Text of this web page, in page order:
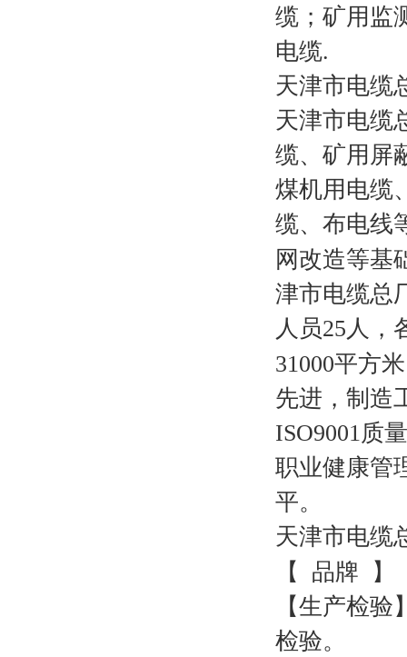
缆；矿用监
电缆.
天津市电缆
天津市电缆
缆、矿用屏
煤机用电缆
缆、布电线
网改造等基
津市电缆总
人员25人，
31000平方
先进，制造
ISO9001质
职业健康管
平。
天津市电缆
【
品牌
】
【生产检
检验。